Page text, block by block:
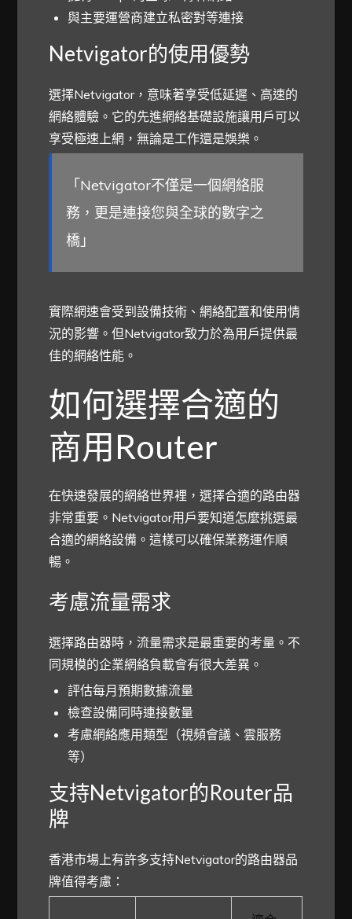
與主要運營商建立私密對等連接
Netvigator的使用優勢
選擇Netvigator，意味著享受低延遲、高速的
網絡體驗。它的先進網絡基礎設施讓用戶可以
享受極速上網，無論是工作還是娛樂。
「Netvigator不僅是一個網絡服
務，更是連接您與全球的數字之
橋」
實際網速會受到設備技術、網絡配置和使用情
況的影響。但Netvigator致力於為用戶提供最
佳的網絡性能。
如何選擇合適的
商用Router
在快速發展的網絡世界裡，選擇合適的路由器
非常重要。Netvigator用戶要知道怎麼挑選最
合適的網絡設備。這樣可以確保業務運作順
暢。
考慮流量需求
選擇路由器時，流量需求是最重要的考量。不
同規模的企業網絡負載會有很大差異。
評估每月預期數據流量
檢查設備同時連接數量
考慮網絡應用類型（視頻會議、雲服務
等）
支持Netvigator的Router品
牌
香港市場上有許多支持Netvigator的路由器品
牌值得考慮：